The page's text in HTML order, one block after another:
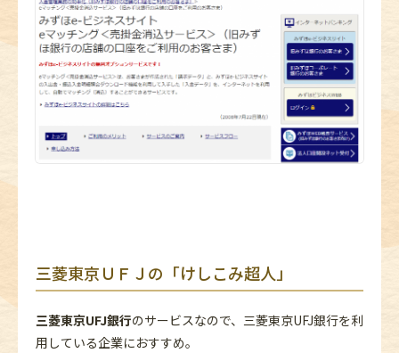
三菱東京ＵＦＪの「けしこみ超人」
三菱東京UFJ銀行のサービスなので、三菱東京UFJ銀行を利
用している企業におすすめ。